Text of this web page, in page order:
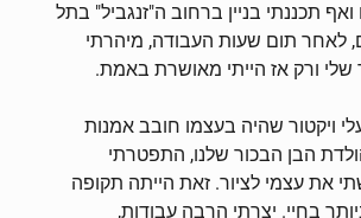
תכננתי בניין ברחוב ה"זנגביל" בתל
לאחר תום שעות העבודה, מיהרתי
שלי ורק אז הייתי מאושרת באמת.
ויקטור שהיה בעצמו חובב אמנות
הבן הבכור שלנו, התפטרתי
את עצמי לציור. זאת הייתה תקופה
בחיי. יצרתי הרבה עבודות,